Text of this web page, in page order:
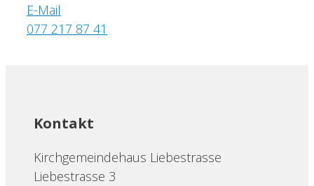
E-Mail
077 217 87 41
Kontakt
Kirchgemeindehaus Liebestrasse
Liebestrasse 3